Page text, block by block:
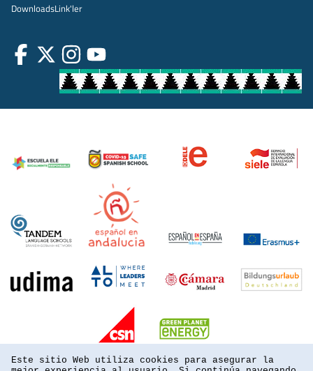
DownloadsLink'ler
Este sitio Web utiliza cookies para asegurar la